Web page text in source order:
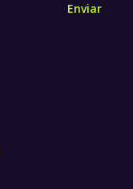
Enviar